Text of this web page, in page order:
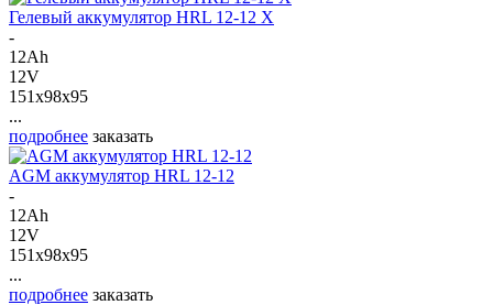
Гелевый аккумулятор HRL 12-12 X
-
12Ah
12V
151x98x95
...
подробнее заказать
AGM аккумулятор HRL 12-12
-
12Ah
12V
151x98x95
...
подробнее заказать